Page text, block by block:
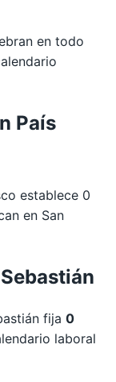
en todo
País
establece 0
en San
fija 0
laboral